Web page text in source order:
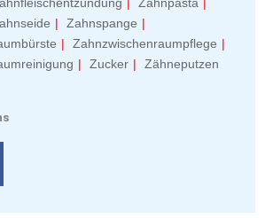
Zahnspange
Zahnzwischenraumpflege
Zucker Zähneputzen